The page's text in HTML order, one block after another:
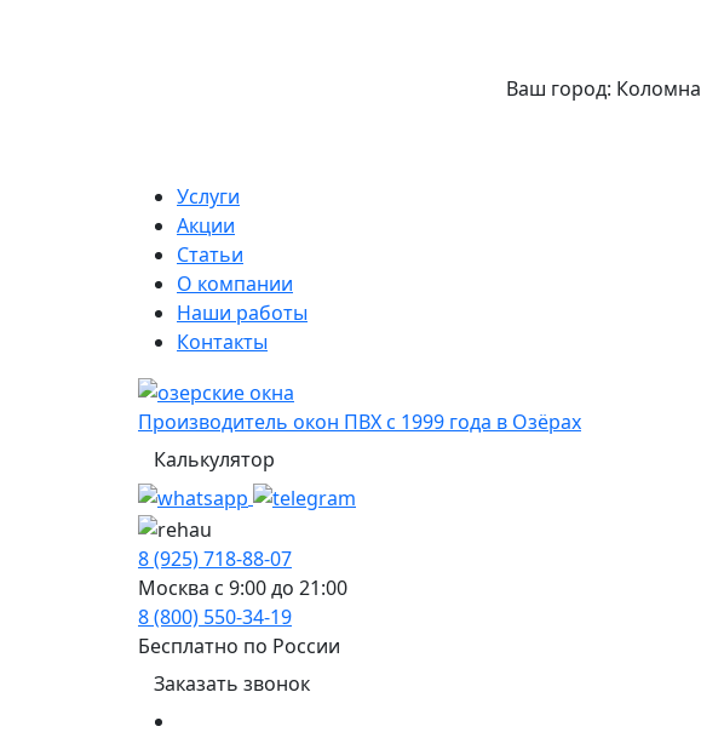
Ваш город: Коломна
Услуги
Акции
Статьи
О компании
Наши работы
Контакты
Производитель окон ПВХ с 1999 года в Озёрах
Калькулятор
8 (925) 718-88-07
Москва с 9:00 до 21:00
8 (800) 550-34-19
Бесплатно по России
Заказать звонок